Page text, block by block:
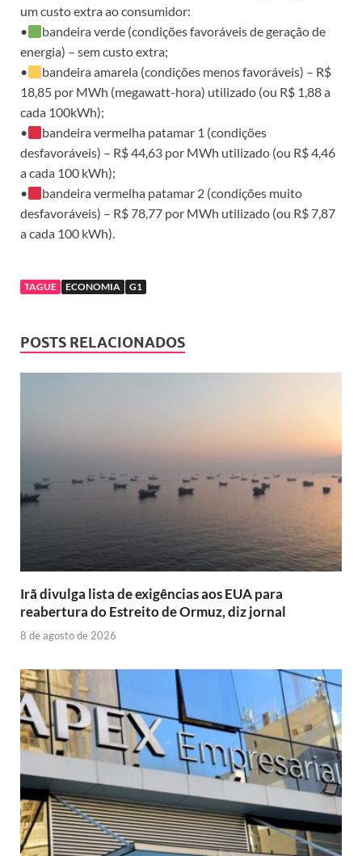
um custo extra ao consumidor:
•
bandeira verde (condições favoráveis de geração de
energia) – sem custo extra;
•
bandeira amarela (condições menos favoráveis) – R$
18,85 por MWh (megawatt-hora) utilizado (ou R$ 1,88 a
cada 100kWh);
•
bandeira vermelha patamar 1 (condições
desfavoráveis) – R$ 44,63 por MWh utilizado (ou R$ 4,46
a cada 100 kWh);
•
bandeira vermelha patamar 2 (condições muito
desfavoráveis) – R$ 78,77 por MWh utilizado (ou R$ 7,87
a cada 100 kWh).
TAGUE ECONOMIA G1
POSTS RELACIONADOS
Irã divulga lista de exigências aos EUA para
reabertura do Estreito de Ormuz, diz jornal
8 de agosto de 2026